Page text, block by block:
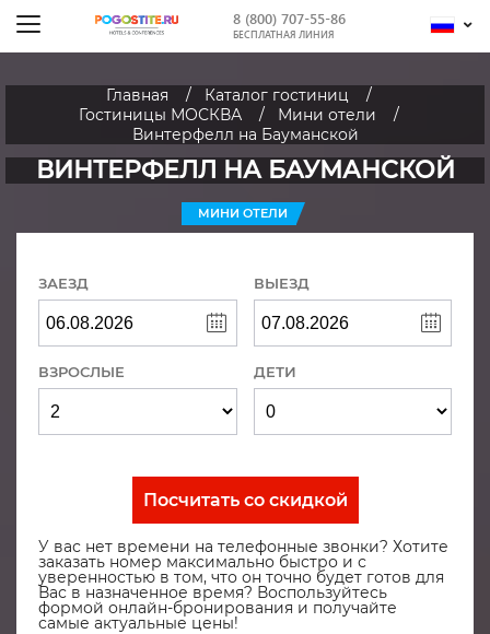
8 (800) 707-55-86
БЕСПЛАТНАЯ ЛИНИЯ
Главная
Каталог гостиниц
Гостиницы МОСКВА
Мини отели
Винтерфелл на Бауманской
ВИНТЕРФЕЛЛ НА БАУМАНСКОЙ
МИНИ ОТЕЛИ
ЗАЕЗД ВЫЕЗД
ВЗРОСЛЫЕ ДЕТИ
Посчитать со скидкой
У вас нет времени на телефонные звонки? Хотите
заказать номер максимально быстро и с
уверенностью в том, что он точно будет готов для
Вас в назначенное время? Воспользуйтесь
формой онлайн-бронирования и получайте
самые актуальные цены!